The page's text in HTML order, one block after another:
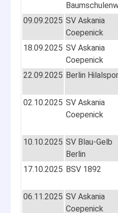
09.09.2025 SV Askania
Coepenick
18.09.2025 SV Askania
Coepenick
22.09.2025 Berlin Hilalspor
02.10.2025 SV Askania
Coepenick
10.10.2025 SV Blau-Gelb
Berlin
17.10.2025 BSV 1892
06.11.2025 SV Askania
Coepenick